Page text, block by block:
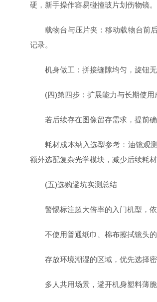
硬，新手操作容易碰撞玻片划伤物镜。
载物台与压片夹：移动载物台前后
记录。
机身做工：拼接缝隙均匀，旋钮无
(四)第四步：扩展能力与长期使用
若后续存在图像留存需求，提前确
耗材成本纳入选型参考：油镜观测
额外选配复杂光学模块，减少后续耗材
(五)选购避坑实测总结
警惕标注超大倍率的入门机型，依
不使用普通纸巾、棉布擦拭镜头的
存放环境潮湿的区域，优先选择密
多人共用场景，避开机身塑料薄脆